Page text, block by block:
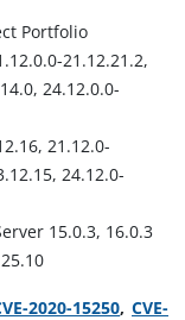
Portfolio
21.12.21.2,
24.12.0.0-
21.12.0-
24.12.0-
15.0.3, 16.0.3
2020-15250, CVE-